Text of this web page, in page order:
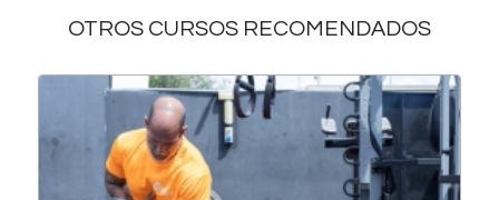
OTROS CURSOS RECOMENDADOS